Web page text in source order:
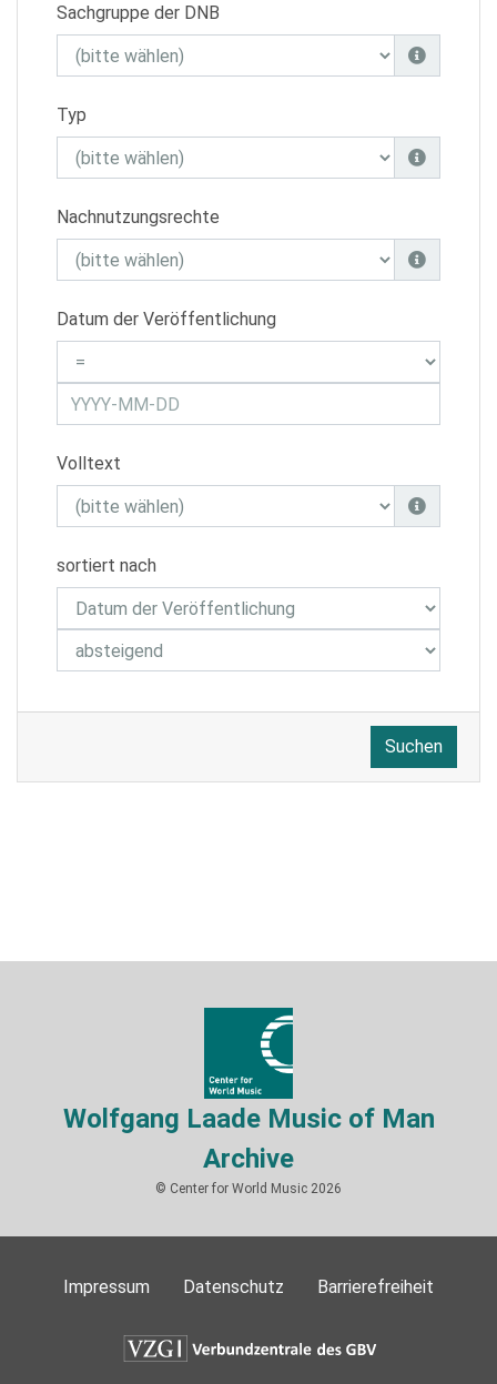
Sachgruppe der DNB
Typ
Nachnutzungsrechte
Datum der Veröffentlichung
Volltext
sortiert nach
Suchen
Wolfgang Laade Music of Man
Archive
© Center for World Music 2026
Impressum Datenschutz Barrierefreiheit